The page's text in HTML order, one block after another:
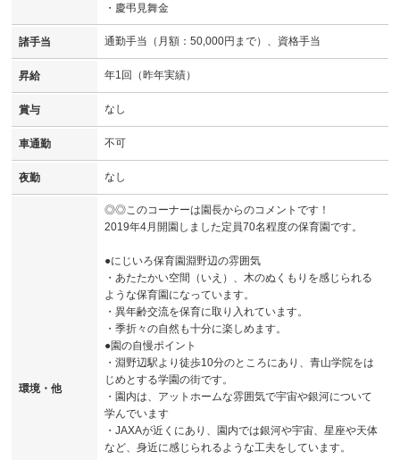
・慶弔見舞金
諸手当 通勤手当（月額：50,000円まで）、資格手当
昇給 年1回（昨年実績）
賞与 なし
車通勤 不可
夜勤 なし
環境・他
◎◎このコーナーは園長からのコメントです！
2019年4月開園しました定員70名程度の保育園です。
●にじいろ保育園淵野辺の雰囲気
・あたたかい空間（いえ）、木のぬくもりを感じられる
ような保育園になっています。
・異年齢交流を保育に取り入れています。
・季折々の自然も十分に楽しめます。
●園の自慢ポイント
・淵野辺駅より徒歩10分のところにあり、青山学院をは
じめとする学園の街です。
・園内は、アットホームな雰囲気で宇宙や銀河について
学んでいます
・JAXAが近くにあり、園内では銀河や宇宙、星座や天体
など、身近に感じられるような工夫をしています。